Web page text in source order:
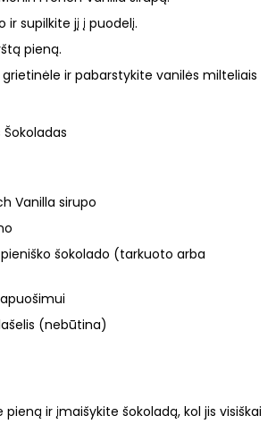
ir supilkite jį į puodelį.
pieną.
ir pabarstykite vanilės milteliais
Šokoladas
Vanilla sirupo
šokolado (tarkuoto arba
(nebūtina)
ir įmaišykite šokoladą, kol jis visiškai